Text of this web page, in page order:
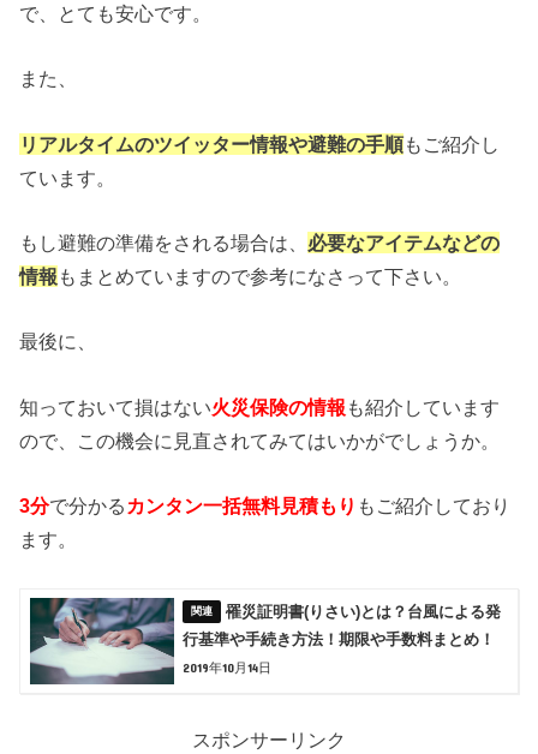
で、とても安心です。
また、
リアルタイムのツイッター情報や避難の手順もご紹介し
ています。
もし避難の準備をされる場合は、 必要なアイテムなどの
情報 もまとめていますので参考になさって下さい。
最後に、
知っておいて損はない火災保険の情報 も紹介しています
ので、この機会に見直されてみてはいかがでしょうか。
3分で分かる カンタン一括無料見積もり もご紹介しており
ます。
罹災証明書(りさい)とは？台風による発
行基準や手続き方法！期限や手数料まとめ！
2019年10月14日
スポンサーリンク